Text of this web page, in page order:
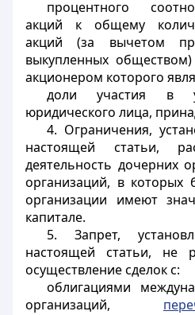
процентного
акций к общему
акций (за вычетом
выкупленных
акционером которого
доли участия в
юридического лица,
4. Ограничения,
настоящей статьи,
деятельность дочерних
организаций, в которых
организации имеют
капитале.
5. Запрет,
настоящей статьи, не
осуществление сделок с:
облигациями
организаций,